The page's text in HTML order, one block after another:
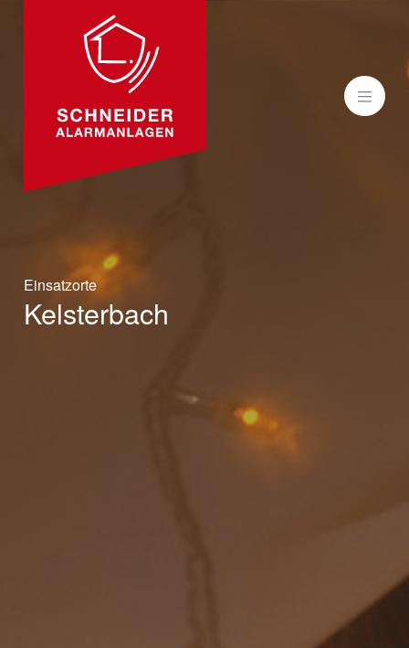
Einsatzorte
Kelsterbach